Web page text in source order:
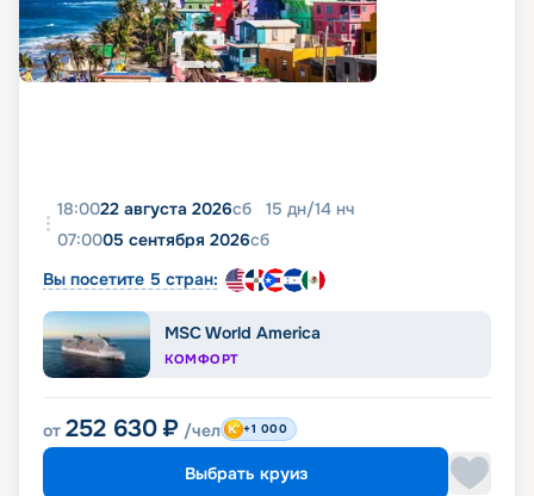
фото, реальные отзывы пассажиров, подробные
характеристики кают и палуб. Вся эта
информация доступна на этой же странице.
18:0022 августа 2026сб 15 дн/14 нч
07:0005 сентября 2026сб
Вы посетите 5 стран:
MSC World America
КОМФОРТ
от 252 630 ₽ /чел +1 000
Выбрать круиз